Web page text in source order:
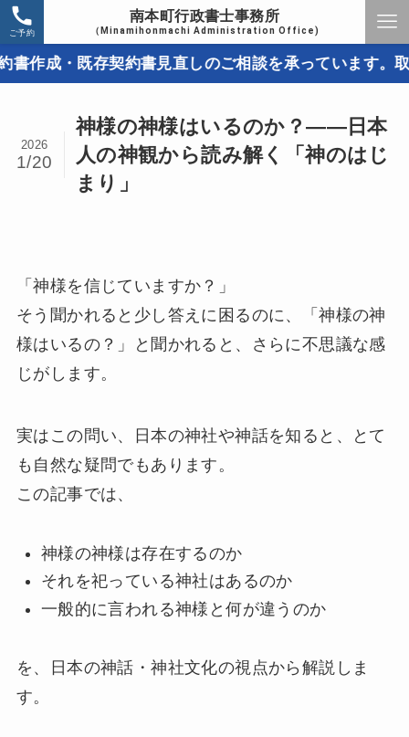
南本町行政書士事務所
（Minamihonmachi Administration Office)
ご予約
既存契約書見直しのご相談を承っています。取引トラ
神様の神様はいるのか？――日本
人の神観から読み解く「神のはじ
まり」
2026
1/20
「神様を信じていますか？」
そう聞かれると少し答えに困るのに、「神様の神
様はいるの？」と聞かれると、さらに不思議な感
じがします。
実はこの問い、日本の神社や神話を知ると、とて
も自然な疑問でもあります。
この記事では、
神様の神様は存在するのか
それを祀っている神社はあるのか
一般的に言われる神様と何が違うのか
を、日本の神話・神社文化の視点から解説しま
す。